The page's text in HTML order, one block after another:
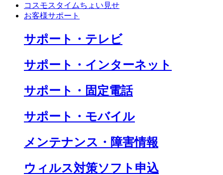
コスモスタイムちょい見せ
お客様サポート
サポート・テレビ
サポート・インターネット
サポート・固定電話
サポート・モバイル
メンテナンス・障害情報
ウィルス対策ソフト申込